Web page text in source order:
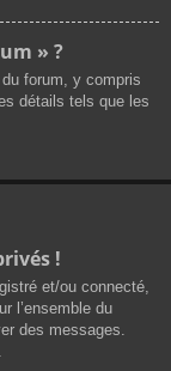
» ?
forum, y compris
détails tels que les
!
et/ou connecté,
l’ensemble du
des messages.